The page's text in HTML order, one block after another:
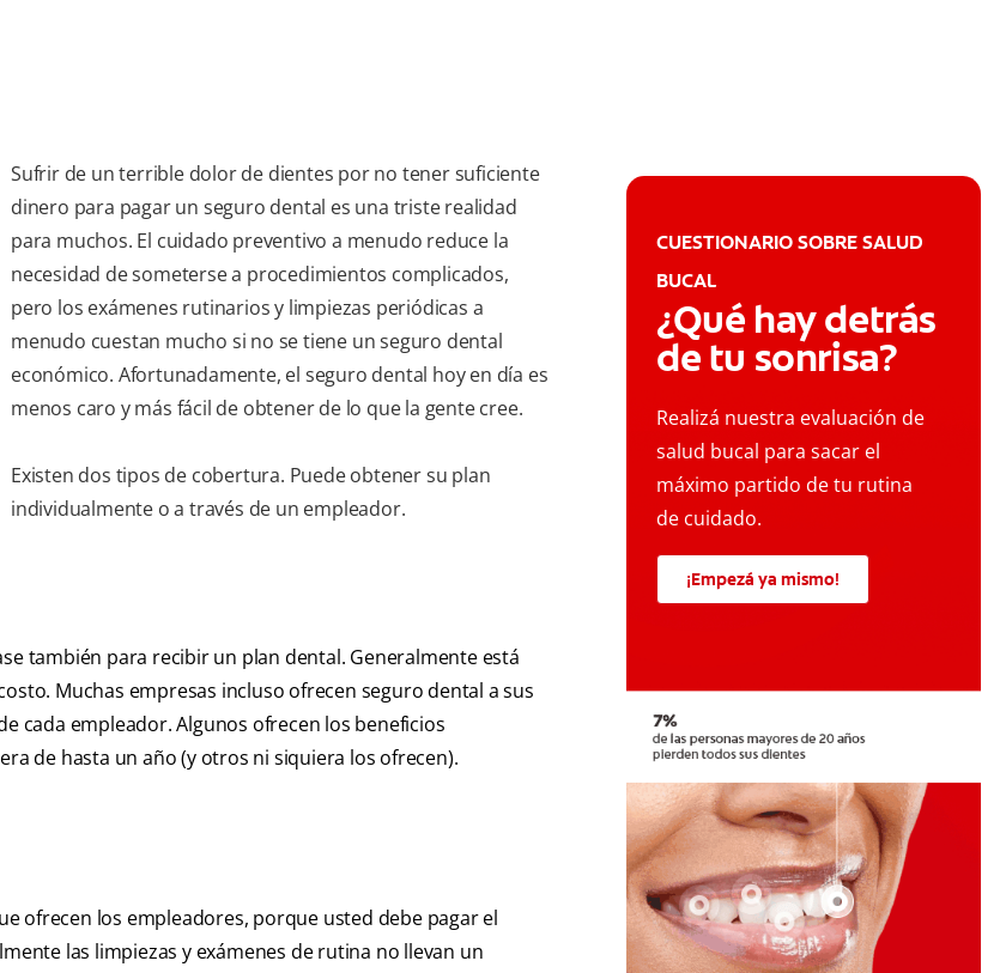
Sufrir de un terrible dolor de dientes por no tener suficiente
dinero para pagar un seguro dental es una triste realidad
para muchos. El cuidado preventivo a menudo reduce la
necesidad de someterse a procedimientos complicados,
pero los exámenes rutinarios y limpiezas periódicas a
menudo cuestan mucho si no se tiene un seguro dental
económico. Afortunadamente, el seguro dental hoy en día es
menos caro y más fácil de obtener de lo que la gente cree.
Existen dos tipos de cobertura. Puede obtener su plan
individualmente o a través de un empleador.
también para recibir un plan dental. Generalmente está
Muchas empresas incluso ofrecen seguro dental a sus
cada empleador. Algunos ofrecen los beneficios
de hasta un año (y otros ni siquiera los ofrecen).
ofrecen los empleadores, porque usted debe pagar el
las limpiezas y exámenes de rutina no llevan un
CUESTIONARIO SOBRE SALUD
BUCAL
¿Qué hay detrás
de tu sonrisa?
Realizá nuestra evaluación de
salud bucal para sacar el
máximo partido de tu rutina
de cuidado.
¡Empezá ya mismo!